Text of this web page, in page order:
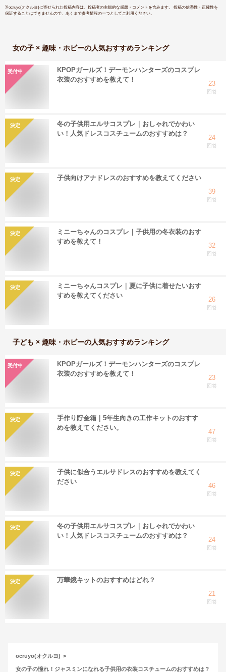
※ocruyo(オクルヨ)に寄せられた投稿内容は、投稿者の主観的な感想・コメントを含みます。 投稿の信憑性・正確性を
保証することはできませんので、あくまで参考情報の一つとしてご利用ください。
女の子 × 趣味・ホビーの人気おすすめランキング
受付中
KPOPガールズ！デーモンハンターズのコスプレ
衣装のおすすめを教えて！
23
回答
決定
冬の子供用エルサコスプレ｜おしゃれでかわい
い！人気ドレスコスチュームのおすすめは？
24
回答
決定
子供向けアナドレスのおすすめを教えてください
39
回答
決定
ミニーちゃんのコスプレ｜子供用の冬衣装のおす
すめを教えて！
32
回答
決定
ミニーちゃんコスプレ｜夏に子供に着せたいおす
すめを教えてください
26
回答
子ども × 趣味・ホビーの人気おすすめランキング
受付中
KPOPガールズ！デーモンハンターズのコスプレ
衣装のおすすめを教えて！
23
回答
決定
手作り貯金箱｜5年生向きの工作キットのおすす
めを教えてください。
47
回答
決定
子供に似合うエルサドレスのおすすめを教えてく
ださい
46
回答
決定
冬の子供用エルサコスプレ｜おしゃれでかわい
い！人気ドレスコスチュームのおすすめは？
24
回答
決定
万華鏡キットのおすすめはどれ？
21
回答
ocruyo(オクルヨ)
女の子の憧れ！ジャスミンになれる子供用の衣装コスチュームのおすすめは？